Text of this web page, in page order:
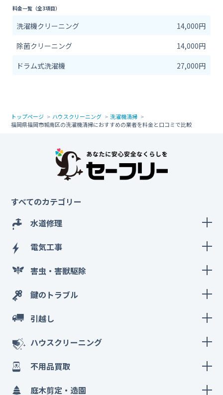
料金一覧（全3項目）
洗濯機クリーニング
14,000円
除菌クリーニング
14,000円
ドラム式洗濯機
27,000円
トップページ ハウスクリーニング
洗濯機清掃
福岡県福岡市城南区の洗濯機清掃におすすめの業者を料金と口コミで比較
すべてのカテゴリー
水道修理
電気工事
害虫・害獣駆除
鍵のトラブル
引越し
ハウスクリーニング
不用品買取
庭木剪定・造園